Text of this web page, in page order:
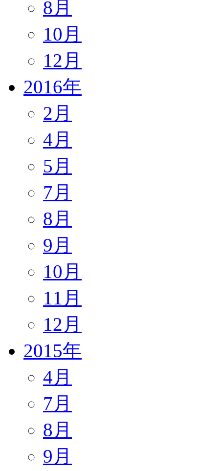
8月
10月
12月
2016年
2月
4月
5月
7月
8月
9月
10月
11月
12月
2015年
4月
7月
8月
9月